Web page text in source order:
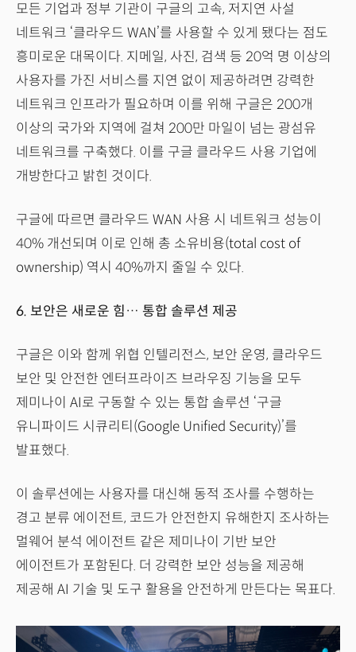
모든 기업과 정부 기관이 구글의 고속, 저지연 사설
네트워크 ‘클라우드 WAN’를 사용할 수 있게 됐다는 점도
흥미로운 대목이다. 지메일, 사진, 검색 등 20억 명 이상의
사용자를 가진 서비스를 지연 없이 제공하려면 강력한
네트워크 인프라가 필요하며 이를 위해 구글은 200개
이상의 국가와 지역에 걸쳐 200만 마일이 넘는 광섬유
네트워크를 구축했다. 이를 구글 클라우드 사용 기업에
개방한다고 밝힌 것이다.
구글에 따르면 클라우드 WAN 사용 시 네트워크 성능이
40% 개선되며 이로 인해 총 소유비용(total cost of
ownership) 역시 40%까지 줄일 수 있다.
6. 보안은 새로운 힘… 통합 솔루션 제공
구글은 이와 함께 위협 인텔리전스, 보안 운영, 클라우드
보안 및 안전한 엔터프라이즈 브라우징 기능을 모두
제미나이 AI로 구동할 수 있는 통합 솔루션 ‘구글
유니파이드 시큐리티(Google Unified Security)’를
발표했다.
이 솔루션에는 사용자를 대신해 동적 조사를 수행하는
경고 분류 에이전트, 코드가 안전한지 유해한지 조사하는
멀웨어 분석 에이전트 같은 제미나이 기반 보안
에이전트가 포함된다. 더 강력한 보안 성능을 제공해
제공해 AI 기술 및 도구 활용을 안전하게 만든다는 목표다.